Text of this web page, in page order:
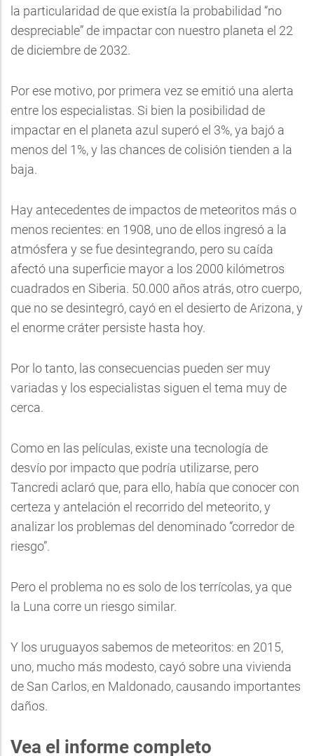
la particularidad de que existía la probabilidad “no
despreciable” de impactar con nuestro planeta el 22
de diciembre de 2032.
Por ese motivo, por primera vez se emitió una alerta
entre los especialistas. Si bien la posibilidad de
impactar en el planeta azul superó el 3%, ya bajó a
menos del 1%, y las chances de colisión tienden a la
baja.
Hay antecedentes de impactos de meteoritos más o
menos recientes: en 1908, uno de ellos ingresó a la
atmósfera y se fue desintegrando, pero su caída
afectó una superficie mayor a los 2000 kilómetros
cuadrados en Siberia. 50.000 años atrás, otro cuerpo,
que no se desintegró, cayó en el desierto de Arizona, y
el enorme cráter persiste hasta hoy.
Por lo tanto, las consecuencias pueden ser muy
variadas y los especialistas siguen el tema muy de
cerca.
Como en las películas, existe una tecnología de
desvío por impacto que podría utilizarse, pero
Tancredi aclaró que, para ello, había que conocer con
certeza y antelación el recorrido del meteorito, y
analizar los problemas del denominado “corredor de
riesgo”.
Pero el problema no es solo de los terrícolas, ya que
la Luna corre un riesgo similar.
Y los uruguayos sabemos de meteoritos: en 2015,
uno, mucho más modesto, cayó sobre una vivienda
de San Carlos, en Maldonado, causando importantes
daños.
Vea el informe completo